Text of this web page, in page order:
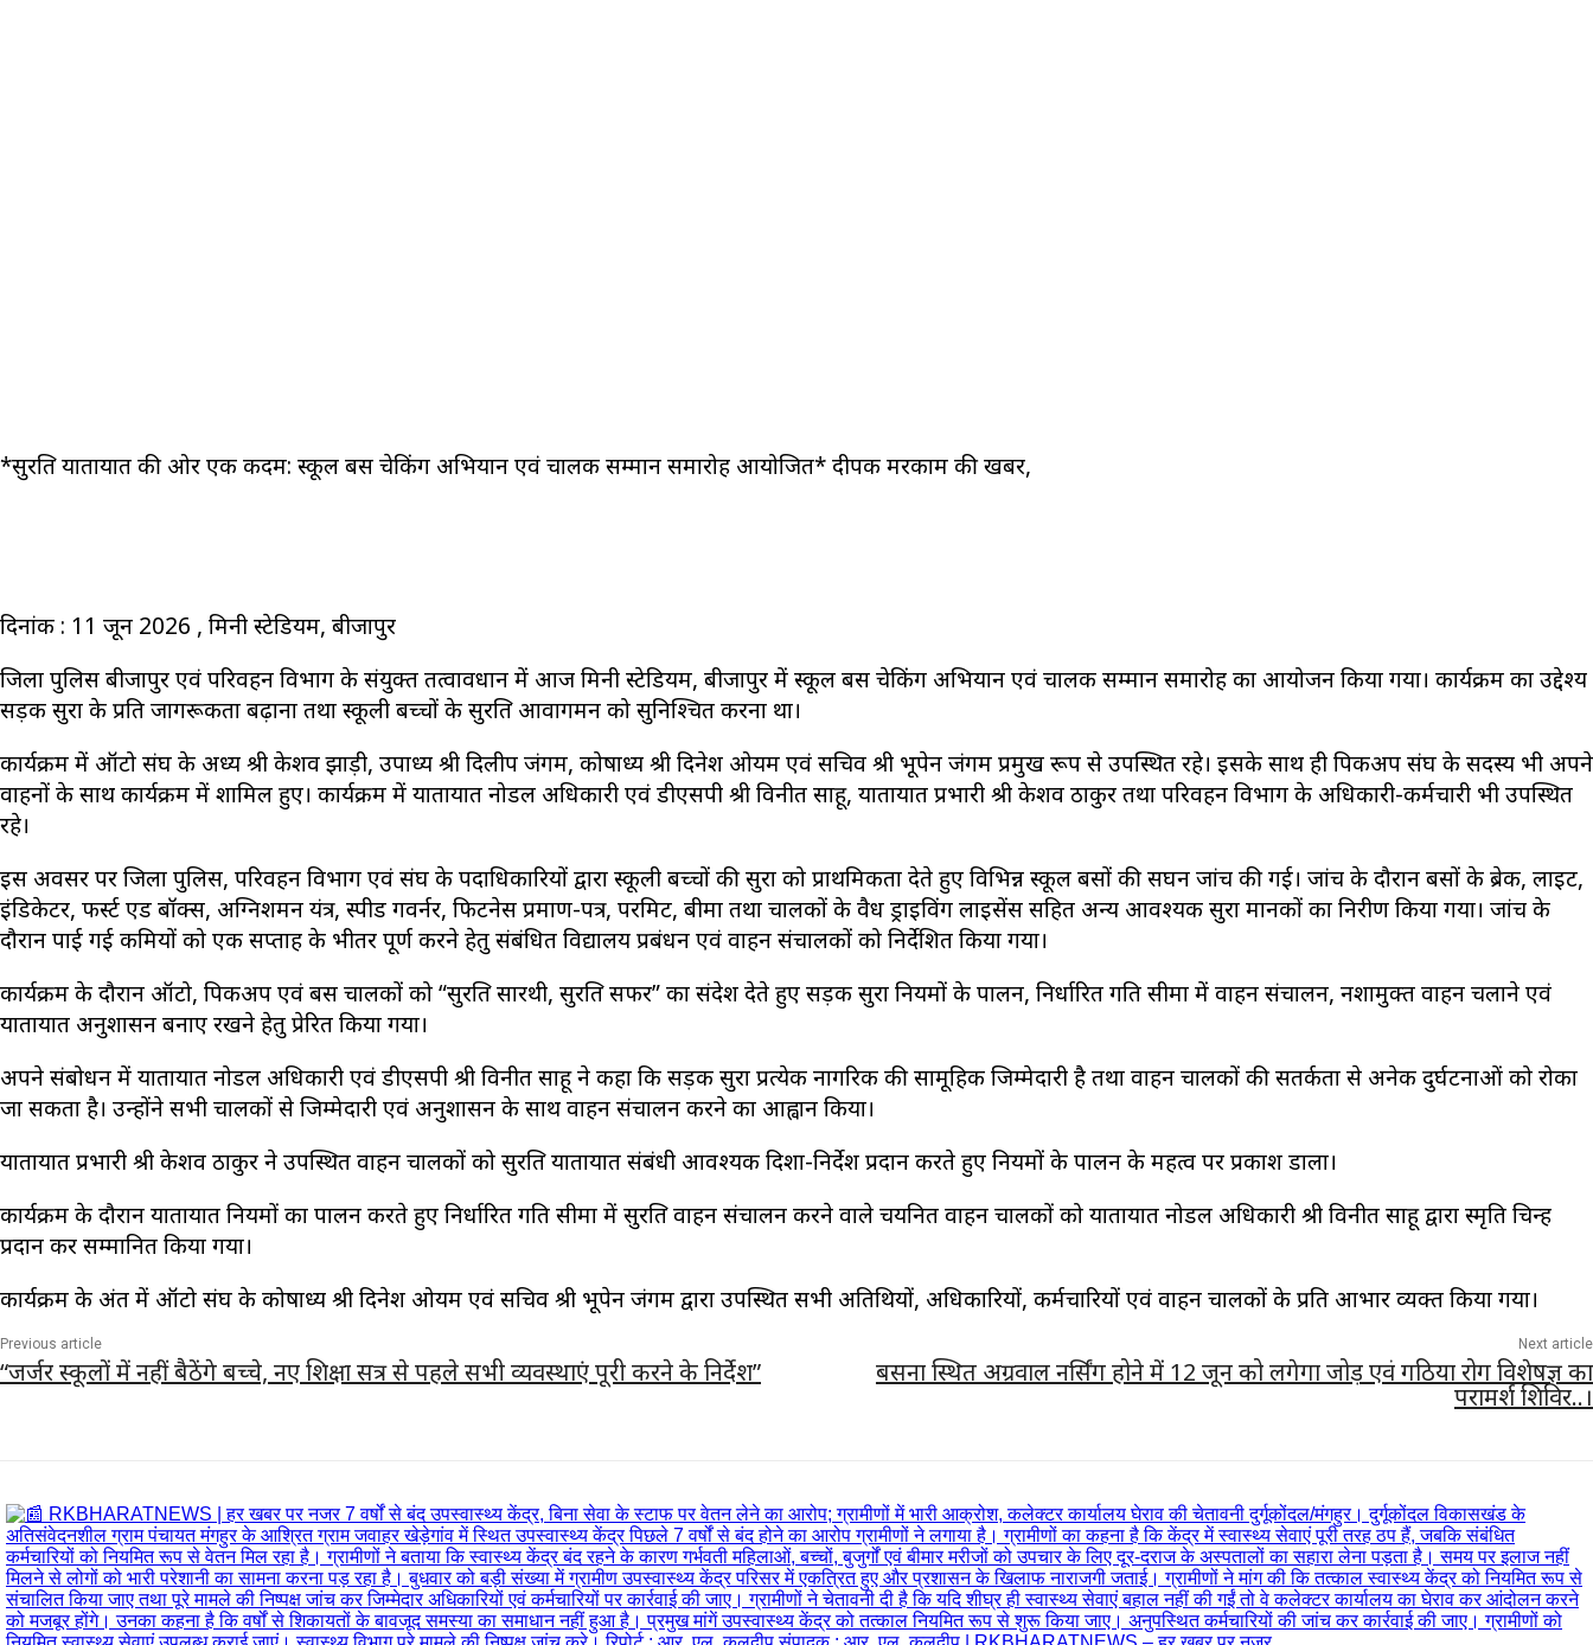
*सुरक्षित यातायात की ओर एक कदम: स्कूल बस चेकिंग अभियान एवं चालक सम्मान समारोह आयोजित* दीपक मरकाम की खबर,
दिनांक : 11 जून 2026 , मिनी स्टेडियम, बीजापुर
जिला पुलिस बीजापुर एवं परिवहन विभाग के संयुक्त तत्वावधान में आज मिनी स्टेडियम, बीजापुर में स्कूल बस चेकिंग अभियान एवं चालक सम्मान समारोह का आयोजन किया गया। कार्यक्रम का उद्देश्य
सड़क सुरक्षा के प्रति जागरूकता बढ़ाना तथा स्कूली बच्चों के सुरक्षित आवागमन को सुनिश्चित करना था।
कार्यक्रम में ऑटो संघ के अध्यक्ष श्री केशव झाड़ी, उपाध्यक्ष श्री दिलीप जंगम, कोषाध्यक्ष श्री दिनेश ओयम एवं सचिव श्री भूपेन जंगम प्रमुख रूप से उपस्थित रहे। इसके साथ ही पिकअप संघ के सदस्य भी अपने
वाहनों के साथ कार्यक्रम में शामिल हुए। कार्यक्रम में यातायात नोडल अधिकारी एवं डीएसपी श्री विनीत साहू, यातायात प्रभारी श्री केशव ठाकुर तथा परिवहन विभाग के अधिकारी-कर्मचारी भी उपस्थित
रहे।
इस अवसर पर जिला पुलिस, परिवहन विभाग एवं संघ के पदाधिकारियों द्वारा स्कूली बच्चों की सुरक्षा को प्राथमिकता देते हुए विभिन्न स्कूल बसों की सघन जांच की गई। जांच के दौरान बसों के ब्रेक, लाइट,
इंडिकेटर, फर्स्ट एड बॉक्स, अग्निशमन यंत्र, स्पीड गवर्नर, फिटनेस प्रमाण-पत्र, परमिट, बीमा तथा चालकों के वैध ड्राइविंग लाइसेंस सहित अन्य आवश्यक सुरक्षा मानकों का निरीक्षण किया गया। जांच के
दौरान पाई गई कमियों को एक सप्ताह के भीतर पूर्ण करने हेतु संबंधित विद्यालय प्रबंधन एवं वाहन संचालकों को निर्देशित किया गया।
कार्यक्रम के दौरान ऑटो, पिकअप एवं बस चालकों को “सुरक्षित सारथी, सुरक्षित सफर” का संदेश देते हुए सड़क सुरक्षा नियमों के पालन, निर्धारित गति सीमा में वाहन संचालन, नशामुक्त वाहन चलाने एवं
यातायात अनुशासन बनाए रखने हेतु प्रेरित किया गया।
अपने संबोधन में यातायात नोडल अधिकारी एवं डीएसपी श्री विनीत साहू ने कहा कि सड़क सुरक्षा प्रत्येक नागरिक की सामूहिक जिम्मेदारी है तथा वाहन चालकों की सतर्कता से अनेक दुर्घटनाओं को रोका
जा सकता है। उन्होंने सभी चालकों से जिम्मेदारी एवं अनुशासन के साथ वाहन संचालन करने का आह्वान किया।
यातायात प्रभारी श्री केशव ठाकुर ने उपस्थित वाहन चालकों को सुरक्षित यातायात संबंधी आवश्यक दिशा-निर्देश प्रदान करते हुए नियमों के पालन के महत्व पर प्रकाश डाला।
कार्यक्रम के दौरान यातायात नियमों का पालन करते हुए निर्धारित गति सीमा में सुरक्षित वाहन संचालन करने वाले चयनित वाहन चालकों को यातायात नोडल अधिकारी श्री विनीत साहू द्वारा स्मृति चिन्ह
प्रदान कर सम्मानित किया गया।
कार्यक्रम के अंत में ऑटो संघ के कोषाध्यक्ष श्री दिनेश ओयम एवं सचिव श्री भूपेन जंगम द्वारा उपस्थित सभी अतिथियों, अधिकारियों, कर्मचारियों एवं वाहन चालकों के प्रति आभार व्यक्त किया गया।
Previous article
“जर्जर स्कूलों में नहीं बैठेंगे बच्चे, नए शिक्षा सत्र से पहले सभी व्यवस्थाएं पूरी करने के निर्देश”
Next article
बसना स्थित अग्रवाल नर्सिंग होने में 12 जून को लगेगा जोड़ एवं गठिया रोग विशेषज्ञ का
परामर्श शिविर..।